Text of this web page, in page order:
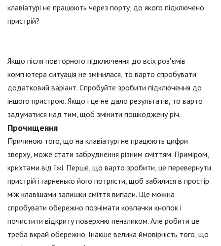
клавіатурі не працюють через порту, до якого підключено
пристрій?
Якщо після повторного підключення до всіх роз'ємів
комп'ютера ситуація не змінилася, то варто спробувати
додатковий варіант. Спробуйте зробити підключення до
іншого пристрою. Якщо і це не дало результатів, то варто
задуматися над тим, щоб змінити пошкоджену річ.
Прочищення
Причиною того, що на клавіатурі не працюють цифри
зверху, може стати забруднення різним сміттям. Приміром,
крихтами від їжі. Перше, що варто зробити, це перевернути
пристрій і гарненько його потрясти, щоб забилися в простір
між клавішами залишки сміття випали. Ще можна
спробувати обережно познімати ковпачки кнопок і
почистити відкриту поверхню пензликом. Але робити це
треба вкрай обережно. Інакше велика ймовірність того, що